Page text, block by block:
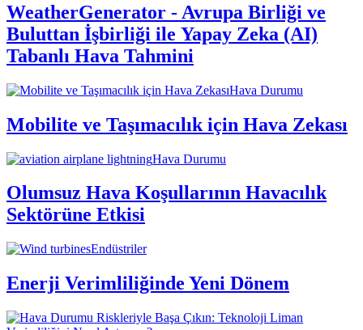
WeatherGenerator - Avrupa Birliği ve
Buluttan İşbirliği ile Yapay Zeka (AI)
Tabanlı Hava Tahmini
Hava Durumu
Mobilite ve Taşımacılık için Hava Zekası
Hava Durumu
Olumsuz Hava Koşullarının Havacılık
Sektörüne Etkisi
Endüstriler
Enerji Verimliliğinde Yeni Dönem